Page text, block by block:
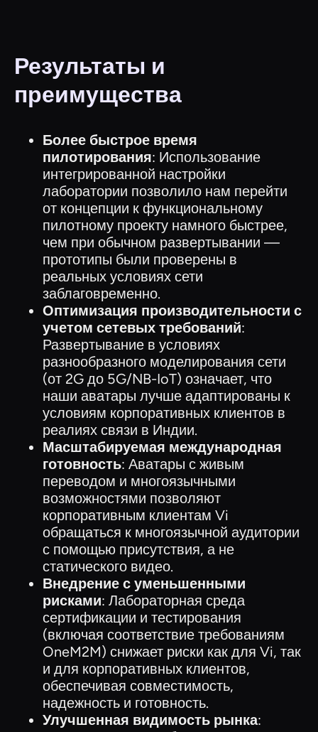
Результаты и
преимущества
Более быстрое время
пилотирования: Использование
интегрированной настройки
лаборатории позволило нам перейти
от концепции к функциональному
пилотному проекту намного быстрее,
чем при обычном развертывании —
прототипы были проверены в
реальных условиях сети
заблаговременно.
Оптимизация производительности с
учетом сетевых требований:
Развертывание в условиях
разнообразного моделирования сети
(от 2G до 5G/NB-IoT) означает, что
наши аватары лучше адаптированы к
условиям корпоративных клиентов в
реалиях связи в Индии.
Масштабируемая международная
готовность: Аватары с живым
переводом и многоязычными
возможностями позволяют
корпоративным клиентам Vi
обращаться к многоязычной аудитории
с помощью присутствия, а не
статического видео.
Внедрение с уменьшенными
рисками: Лабораторная среда
сертификации и тестирования
(включая соответствие требованиям
OneM2M) снижает риски как для Vi, так
и для корпоративных клиентов,
обеспечивая совместимость,
надежность и готовность.
Улучшенная видимость рынка: